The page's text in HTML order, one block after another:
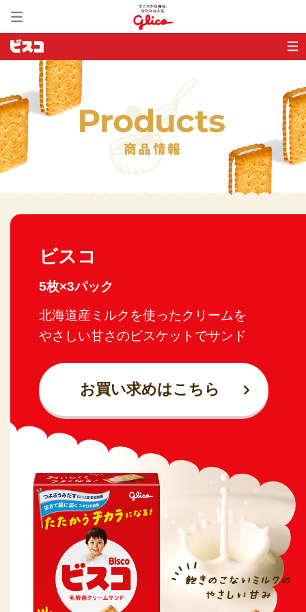
ビスコ
5枚×3パック
北海道産ミルクを使ったクリームを
やさしい甘さのビスケットでサンド
お買い求めはこちら